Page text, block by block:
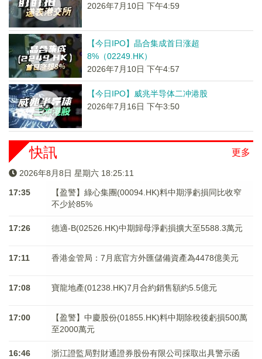
2026年7月10日 下午4:59
【今日IPO】晶合集成首日涨超
8%（02249.HK）
2026年7月10日 下午4:57
【今日IPO】威兆半导体二冲港股
2026年7月16日 下午3:50
更多
快訊
2026年8月8日 星期六 18:25:12
17:35
【盈警】綠心集團(00094.HK)料中期淨虧損同比收窄
不少於85%
17:26 德適-B(02526.HK)中期歸母淨虧損擴大至5588.3萬元
17:11 香港金管局：7月底官方外匯儲備資產為4478億美元
17:08 寶龍地產(01238.HK)7月合約銷售額約5.5億元
17:00
【盈警】中慶股份(01855.HK)料中期除稅後虧損500萬
至2000萬元
16:46
浙江證監局對財通證券股份有限公司採取出具警示函